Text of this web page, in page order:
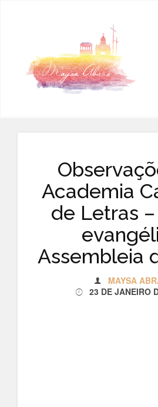
Academia
de Letras
Assembleia
MAYSA
23 DE JANEIRO